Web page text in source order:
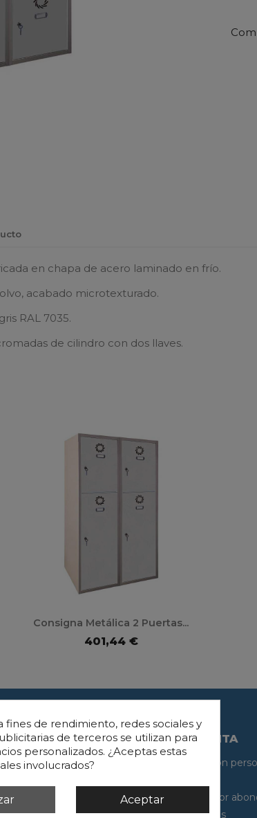
en chapa de acero laminado en frío.
acabado microtexturado.
RAL 7035.
de cilindro con dos llaves.
Consigna Metálica 2 Puertas...
401,44 €
SU CUENTA
Información
Facturas por
Direcciones
de rendimiento, redes sociales y
de terceros se utilizan para
personalizados. ¿Aceptas estas
involucrados?
Aceptar